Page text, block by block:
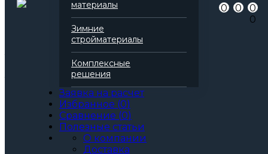
материалы
Зимние
стройматериалы
Комплексные
решения
Заявка на расчет
Избранное (0)
Сравнение (0)
Полезные статьи
О компании
Доставка
0 0
0
0
HOTROCK
Плита теплоизоляционная из
базальтового волокна
Минимальная толщина слоя
Все характеристики